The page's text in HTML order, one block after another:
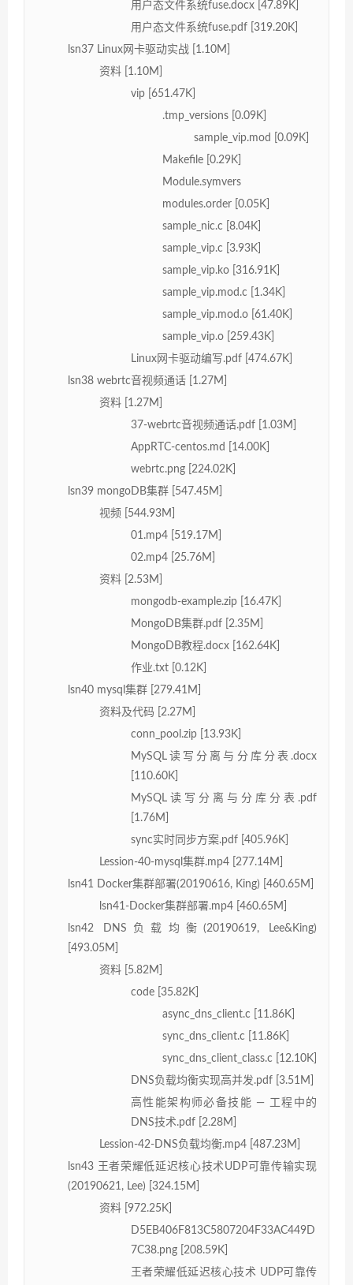
用户态文件系统fuse.docx [47.89K]
用户态文件系统fuse.pdf [319.20K]
lsn37 Linux网卡驱动实战 [1.10M]
资料 [1.10M]
vip [651.47K]
.tmp_versions [0.09K]
sample_vip.mod [0.09K]
Makefile [0.29K]
Module.symvers
modules.order [0.05K]
sample_nic.c [8.04K]
sample_vip.c [3.93K]
sample_vip.ko [316.91K]
sample_vip.mod.c [1.34K]
sample_vip.mod.o [61.40K]
sample_vip.o [259.43K]
Linux网卡驱动编写.pdf [474.67K]
lsn38 webrtc音视频通话 [1.27M]
资料 [1.27M]
37-webrtc音视频通话.pdf [1.03M]
AppRTC-centos.md [14.00K]
webrtc.png [224.02K]
lsn39 mongoDB集群 [547.45M]
视频 [544.93M]
01.mp4 [519.17M]
02.mp4 [25.76M]
资料 [2.53M]
mongodb-example.zip [16.47K]
MongoDB集群.pdf [2.35M]
MongoDB教程.docx [162.64K]
作业.txt [0.12K]
lsn40 mysql集群 [279.41M]
资料及代码 [2.27M]
conn_pool.zip [13.93K]
MySQL读写分离与分库分表.docx
[110.60K]
MySQL读写分离与分库分表.pdf
[1.76M]
sync实时同步方案.pdf [405.96K]
Lession-40-mysql集群.mp4 [277.14M]
lsn41 Docker集群部署(20190616, King) [460.65M]
lsn41-Docker集群部署.mp4 [460.65M]
lsn42 DNS负载均衡(20190619, Lee&King)
[493.05M]
资料 [5.82M]
code [35.82K]
async_dns_client.c [11.86K]
sync_dns_client.c [11.86K]
sync_dns_client_class.c [12.10K]
DNS负载均衡实现高并发.pdf [3.51M]
高性能架构师必备技能 — 工程中的
DNS技术.pdf [2.28M]
Lession-42-DNS负载均衡.mp4 [487.23M]
lsn43 王者荣耀低延迟核心技术UDP可靠传输实现
(20190621, Lee) [324.15M]
资料 [972.25K]
D5EB406F813C5807204F33AC449D
7C38.png [208.59K]
王者荣耀低延迟核心技术 UDP可靠传